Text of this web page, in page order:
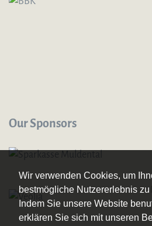
Wir verwenden Cookies, um
bestmögliche Nutzererlebnis zu
Indem Sie unsere Website
erklären Sie sich mit unseren
Our Sponsors